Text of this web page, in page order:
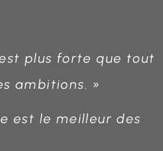
plus forte que tout
ambitions. »
est le meilleur des